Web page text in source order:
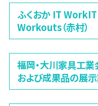
ふくおか IT
Workouts（赤村）
福岡・大川家具工
および成果品の展